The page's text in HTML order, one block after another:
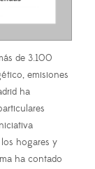
de 3.100
emisiones
ha
hogares y
ha contado